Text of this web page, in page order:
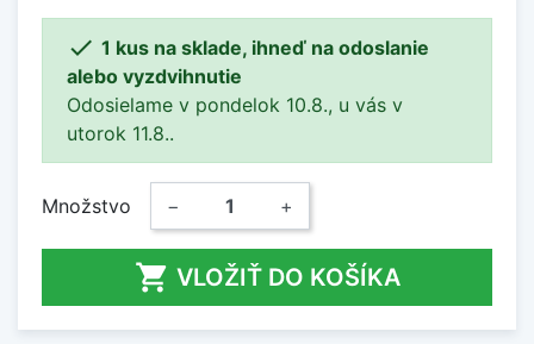
 1 kus na sklade, ihneď na odoslanie
alebo vyzdvihnutie
Odosielame v pondelok 10.8., u vás v
utorok 11.8..
Množstvo − +
 VLOŽIŤ DO KOŠÍKA